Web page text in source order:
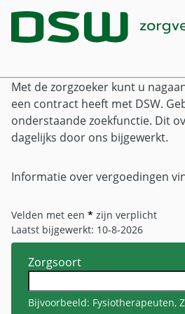
Website header
Ga direct naar hoofdinhoud
Ga direct naar hoofdmenu
Hoofdmenu
Voor consumenten
Home
Verzekeringen
Basisverzekering
Eigen risico
Eigen bijdrage
Studentenverzekering
18 jaar en dan...
Alternatieve geneeswijzen
Brillen en contactlenzen
Fysiotherapie
Orthodontie
Over ons
Over DSW
Een duurzame toekomst
De organisatie
Klantenservice
Klantenservice
Zorgzoeker
De keuzevrijheid van de
Met de zorgzoeker kunt u
een contract heeft met DSW.
onderstaande zoekfunctie. Dit
dagelijks door ons bijgewerkt.
Informatie over vergoedingen
Velden met een * zijn verplicht
Laatst bijgewerkt: 10-8-2026
Zorgsoort
Bijvoorbeeld: Fysiotherapeuten,